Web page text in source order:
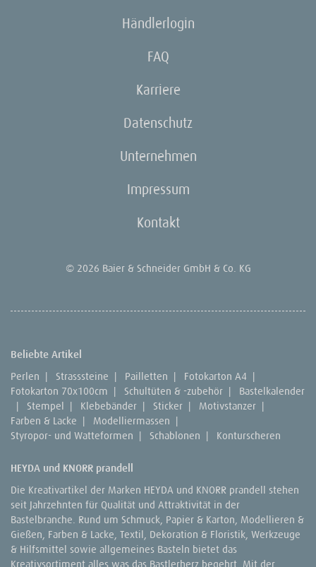
Händlerlogin
FAQ
Karriere
Datenschutz
Unternehmen
Impressum
Kontakt
© 2026 Baier & Schneider GmbH & Co. KG
Beliebte Artikel
Perlen | Strasssteine | Pailletten | Fotokarton A4 |
Fotokarton 70x100cm | Schultüten & -zubehör |
Bastelkalender
|
Stempel | Klebebänder | Sticker | Motivstanzer |
Farben & Lacke | Modelliermassen |
Styropor- und Watteformen | Schablonen | Konturscheren
HEYDA und KNORR prandell
Die Kreativartikel der Marken HEYDA und KNORR prandell stehen
seit Jahrzehnten für Qualität und Attraktivität in der
Bastelbranche. Rund um Schmuck, Papier & Karton, Modellieren &
Gießen, Farben & Lacke, Textil, Dekoration & Floristik, Werkzeuge
& Hilfsmittel sowie allgemeines Basteln bietet das
Kreativsortiment alles was das Bastlerherz begehrt. Mit der